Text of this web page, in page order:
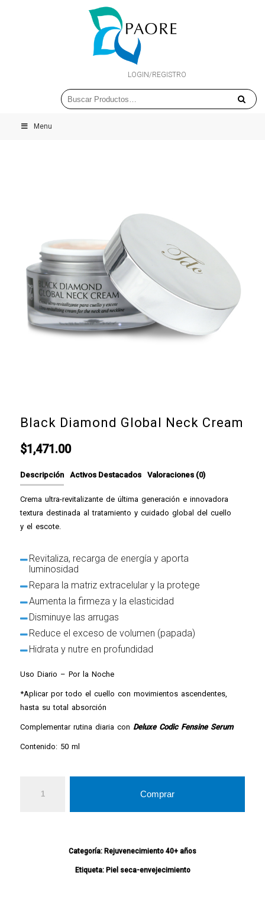
LOGIN/REGISTRO
Menu
Black Diamond Global Neck Cream
$1,471.00
Descripción Activos Destacados Valoraciones (0)
Crema ultra-revitalizante de última generación e innovadora
textura destinada al tratamiento y cuidado global del cuello
y el escote.
Revitaliza, recarga de energía y aporta
luminosidad
Repara la matriz extracelular y la protege
Aumenta la firmeza y la elasticidad
Disminuye las arrugas
Reduce el exceso de volumen (papada)
Hidrata y nutre en profundidad
Uso Diario – Por la Noche
*Aplicar por todo el cuello con movimientos ascendentes,
hasta su total absorción
Complementar rutina diaria con Deluxe Codic Fensine Serum
Contenido: 50 ml
Comprar
Categoría: Rejuvenecimiento 40+ años
Etiqueta: Piel seca-envejecimiento